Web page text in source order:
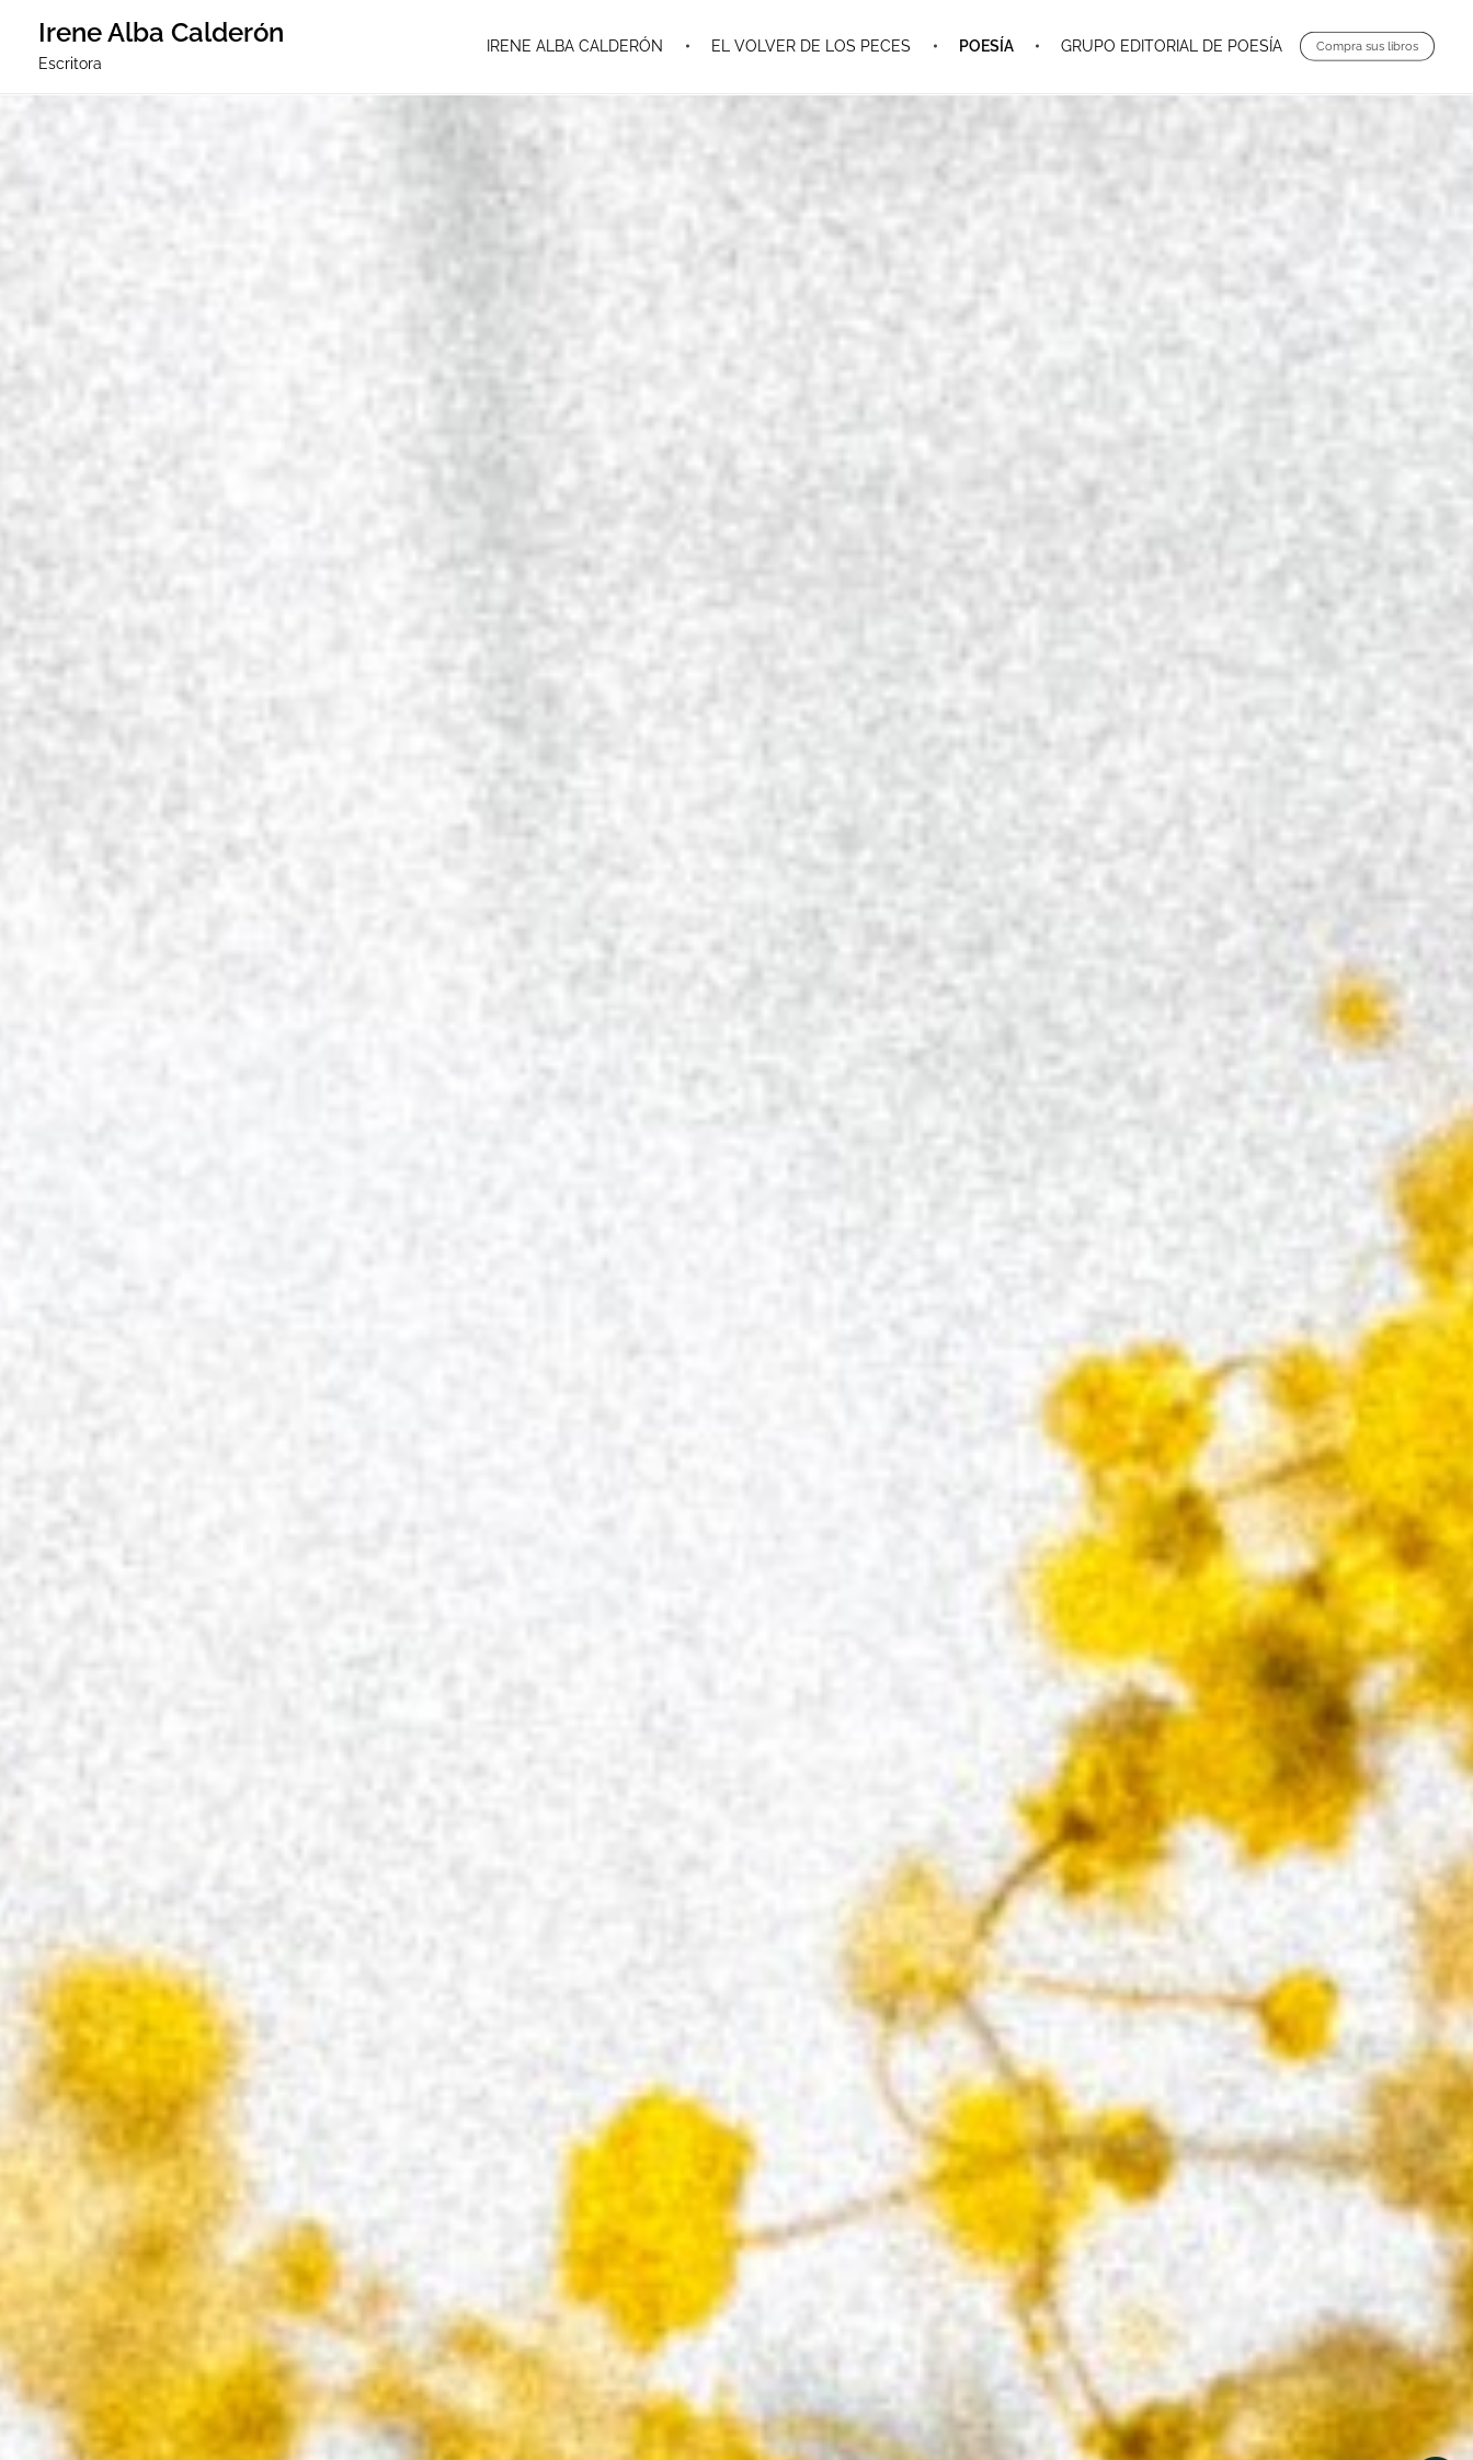
Irene Alba Calderón
Escritora
Compra sus libros
IRENE ALBA CALDERÓN EL VOLVER DE LOS PECES POESÍA GRUPO EDITORIAL DE POESÍA
Poesía del libro EL VOLVER DE LOS PECES de IRENE ALBA
CALDERÓN. El escritor nos da una muestra tras publicar un libro.
Poesía del libro EL VOLVER DE LOS PECES de IRENE ALBA CALDERÓN El poeta nos
da una muestra tras publicar un libro.
Poesía del libro EL VOLVER DE LOS PECES de IRENE ALBA CALDERÓN El autor nos da una muestra tras
publicar un libro.
Poesía del libro EL VOLVER DE LOS PECES de IRENE ALBA CALDERÓN El autor nos da una muestra tras publicar un libro.
Poesía del libro EL VOLVER DE LOS PECES de IRENE ALBA CALDERÓN El autor nos da una muestra tras publicar un libro.